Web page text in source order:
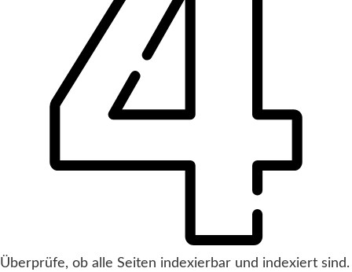
Überprüfe, ob alle Seiten indexierbar und indexiert sind.